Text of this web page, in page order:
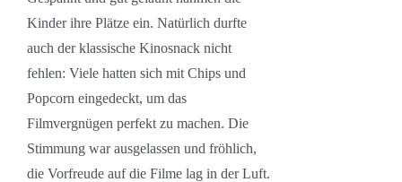
Kinder ihre Plätze ein. Natürlich durfte
auch der klassische Kinosnack nicht
fehlen: Viele hatten sich mit Chips und
Popcorn eingedeckt, um das
Filmvergnügen perfekt zu machen. Die
Stimmung war ausgelassen und fröhlich,
die Vorfreude auf die Filme lag in der Luft.